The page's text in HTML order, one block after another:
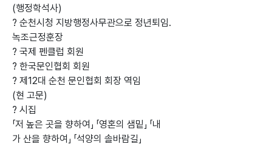
(행정학석사)
? 순천시청 지방행정사무관으로 정년퇴임.
녹조근정훈장
? 국제 펜클럽 회원
? 한국문인협회 회원
? 제12대 순천 문인협회 회장 역임
(현 고문)
? 시집
「저 높은 곳을 향하여」 「영혼의 샘밑」 「내
가 산을 향하여」 「석양의 솔바람길」